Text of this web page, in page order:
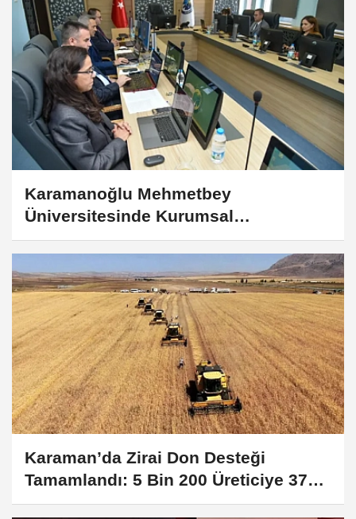
Karamanoğlu Mehmetbey
Üniversitesinde Kurumsal
Akreditasyon Süreci Başlıyor
Karaman’da Zirai Don Desteği
Tamamlandı: 5 Bin 200 Üreticiye 372
Milyon TL Ödeme Yapıldı